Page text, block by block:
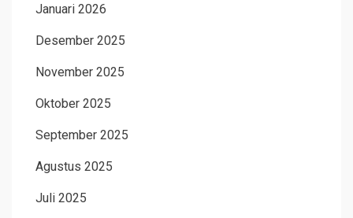
Januari 2026
Desember 2025
November 2025
Oktober 2025
September 2025
Agustus 2025
Juli 2025